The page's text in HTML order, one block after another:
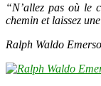
“N’allez pas où le
chemin et laissez
Ralph Waldo